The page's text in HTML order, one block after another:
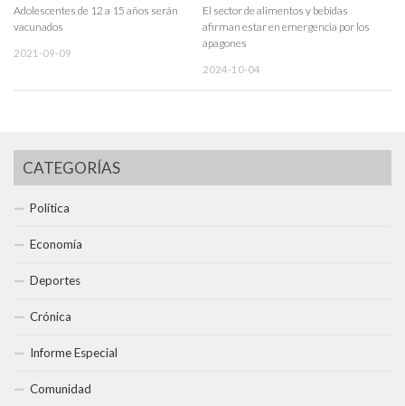
Adolescentes de 12 a 15 años serán
vacunados
2021-09-09
El sector de alimentos y bebidas
afirman estar en emergencia por los
apagones
2024-10-04
CATEGORÍAS
Política
Economía
Deportes
Crónica
Informe Especial
Comunidad